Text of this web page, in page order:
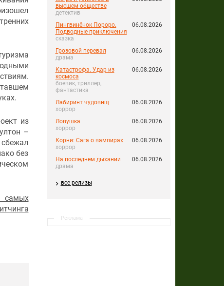
высшем обществе
детектив
Пингвинёнок Пороро.
Подводные приключения
сказка
06.08.2026
Грозовой перевал
драма
06.08.2026
Катастрофа. Удар из
космоса
боевик, триллер,
фантастика
06.08.2026
Лабиринт чудовищ
хоррор
06.08.2026
Ловушка
хоррор
06.08.2026
Корни: Сага о вампирах
хоррор
06.08.2026
На последнем дыхании
драма
06.08.2026
все релизы
Реклама
из
–
без
самых